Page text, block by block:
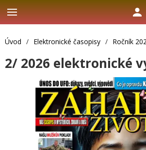
Úvod / Elektronické časopisy / Ročník
2/ 2026 elektronické